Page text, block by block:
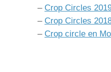
– Crop Circles
– Crop Circles
– Crop circle en